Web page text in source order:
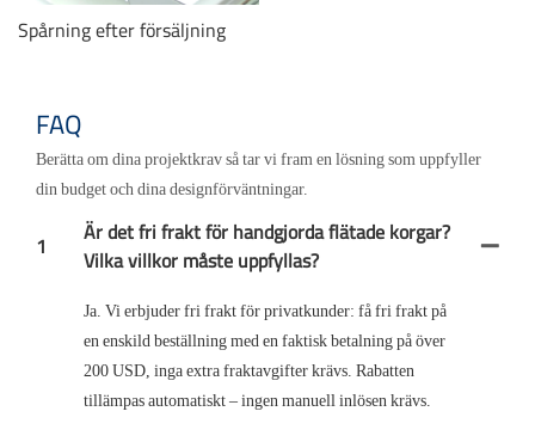
Spårning efter försäljning
FAQ
Berätta om dina projektkrav så tar vi fram en lösning som uppfyller
din budget och dina designförväntningar.
1
Är det fri frakt för handgjorda flätade korgar?
Vilka villkor måste uppfyllas?
Ja. Vi erbjuder fri frakt för privatkunder: få fri frakt på
en enskild beställning med en faktisk betalning på över
200 USD, inga extra fraktavgifter krävs. Rabatten
tillämpas automatiskt – ingen manuell inlösen krävs.